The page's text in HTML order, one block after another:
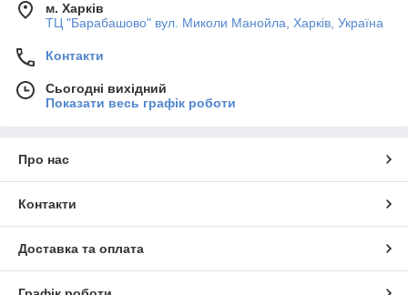
м. Харків
ТЦ "Барабашово" вул. Миколи Манойла, Харків, Україна
Контакти
Сьогодні вихідний
Показати весь графік роботи
Про нас
Контакти
Доставка та оплата